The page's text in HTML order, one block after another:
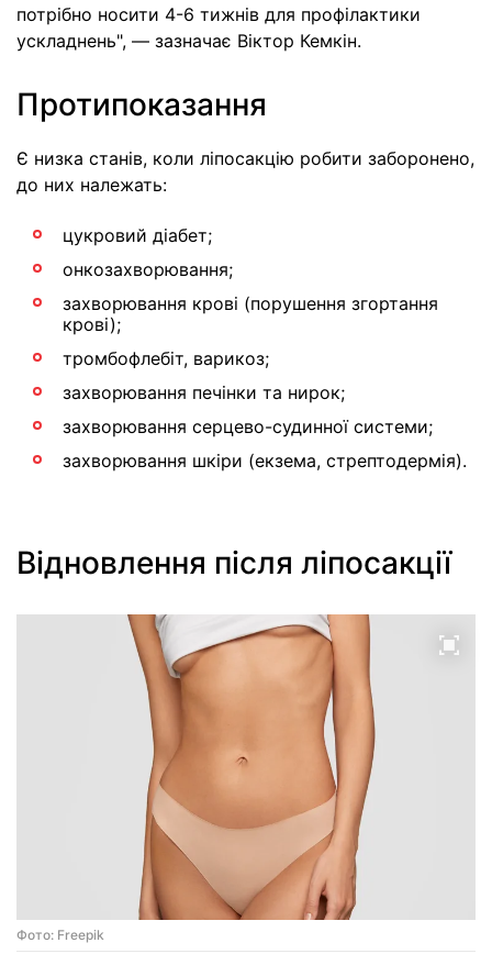
потрібно носити 4-6 тижнів для профілактики
ускладнень", — зазначає Віктор Кемкін.
Протипоказання
Є низка станів, коли ліпосакцію робити заборонено,
до них належать:
цукровий діабет;
онкозахворювання;
захворювання крові (порушення згортання
крові);
тромбофлебіт, варикоз;
захворювання печінки та нирок;
захворювання серцево-судинної системи;
захворювання шкіри (екзема, стрептодермія).
Відновлення після ліпосакції
Фото: Freepik